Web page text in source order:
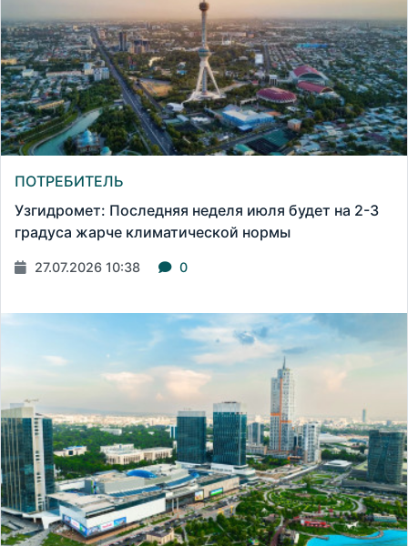
ПОТРЕБИТЕЛЬ
Узгидромет: Последняя неделя июля будет на 2-3
градуса жарче климатической нормы
27.07.2026 10:38 0